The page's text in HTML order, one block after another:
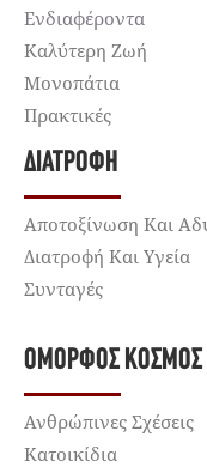
Ενδιαφέροντα
Καλύτερη Ζωή
Μονοπάτια
Πρακτικές
ΔΙΑΤΡΟΦΉ
Αποτοξίνωση Και
Διατροφή Και Υγεία
Συνταγές
ΌΜΟΡΦΟΣ ΚΌΣΜΟΣ
Ανθρώπινες Σχέσεις
Κατοικίδια